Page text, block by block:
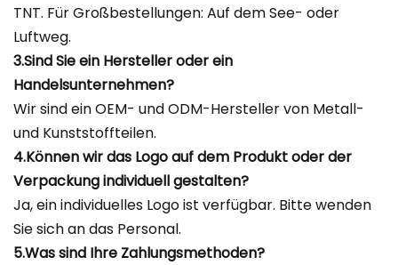
TNT. Für Großbestellungen: Auf dem See- oder
Luftweg.
3.Sind Sie ein Hersteller oder ein
Handelsunternehmen?
Wir sind ein OEM- und ODM-Hersteller von Metall-
und Kunststoffteilen.
4.Können wir das Logo auf dem Produkt oder der
Verpackung individuell gestalten?
Ja, ein individuelles Logo ist verfügbar. Bitte wenden
Sie sich an das Personal.
5.Was sind Ihre Zahlungsmethoden?